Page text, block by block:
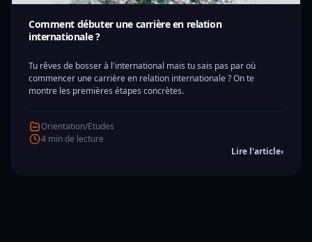
Comment débuter une carrière en relation
internationale ?
Tu rêves de bosser à l'international mais tu sais pas par où
commencer une carrière en relation internationale ? On te
montre les premières étapes concrètes.
Orientation/Etudes
4 min de lecture
Lire l'article›